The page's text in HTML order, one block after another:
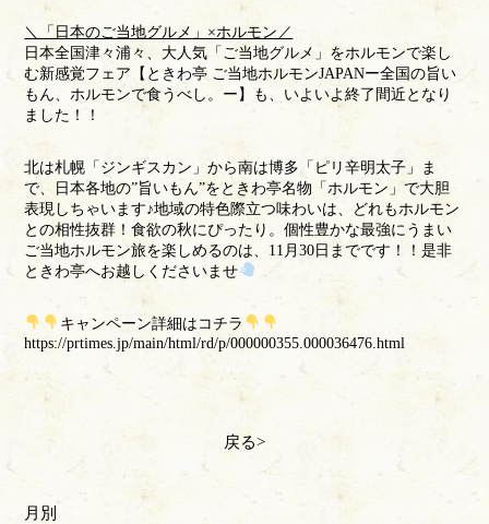
＼「日本のご当地グルメ」×ホルモン／
日本全国津々浦々、大人気「ご当地グルメ」をホルモンで楽し
む新感覚フェア【ときわ亭 ご当地ホルモンJAPANー全国の旨い
もん、ホルモンで食うべし。ー】も、いよいよ終了間近となり
ました！！
北は札幌「ジンギスカン」から南は博多「ピリ辛明太子」ま
で、日本各地の”旨いもん”をときわ亭名物「ホルモン」で大胆
表現しちゃいます♪地域の特色際立つ味わいは、どれもホルモン
との相性抜群！食欲の秋にぴったり。個性豊かな最強にうまい
ご当地ホルモン旅を楽しめるのは、11月30日までです！！是非
ときわ亭へお越しくださいませ
キャンペーン詳細はコチラ
https://prtimes.jp/main/html/rd/p/000000355.000036476.html
戻る
月別